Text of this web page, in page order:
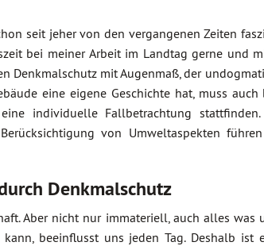
seit jeher von den vergangenen Zeiten
bei meiner Arbeit im Landtag gerne und
Denkmalschutz mit Augenmaß, der
eine eigene Geschichte hat, muss
individuelle Fallbetrachtung
von Umweltaspekten
Denkmalschutz
Aber nicht nur immateriell, auch alles
beeinflusst uns jeden Tag. Deshalb ist